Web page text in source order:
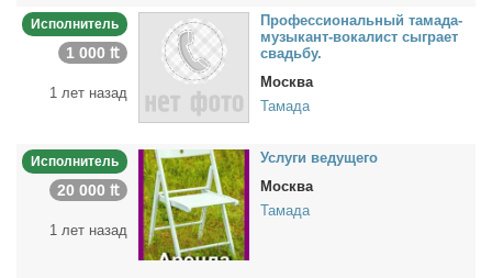
Исполнитель
1 000 ₶
1 лет назад
Про­фес­сио­наль­ный та­ма­да-
му­зы­кант-во­ка­лист сыг­ра­ет
свадь­бу.
Москва
Тамада
Исполнитель
20 000 ₶
1 лет назад
Услу­ги ве­ду­ще­го
Москва
Тамада